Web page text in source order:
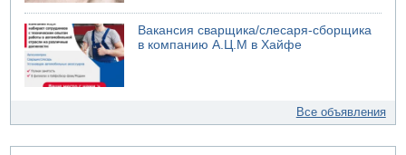
Вакансия сварщика/слесаря-сборщика
в компанию А.Ц.М в Хайфе
Все объявления